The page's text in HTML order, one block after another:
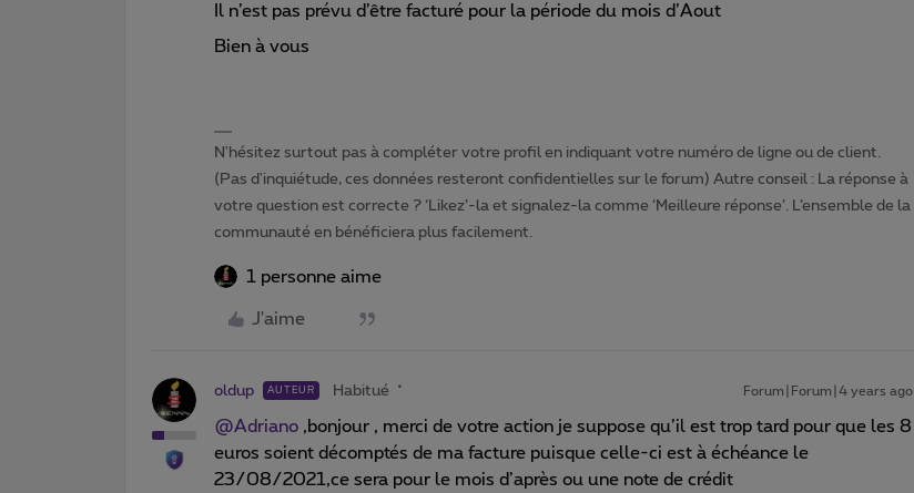
Il n’est pas prévu d’être facturé pour la période du mois d’Aout
Bien à vous
N'hésitez surtout pas à compléter votre profil en indiquant votre numéro de ligne ou de client.
(Pas d'inquiétude, ces données resteront confidentielles sur le forum) Autre conseil : La réponse à
votre question est correcte ? ‘Likez’-la et signalez-la comme ‘Meilleure réponse’. L’ensemble de la
communauté en bénéficiera plus facilement.
1 personne aime
J'aime
oldup AUTEUR Habitué Forum|Forum|4 years ago
@Adriano ,bonjour , merci de votre action je suppose qu’il est trop tard pour que les 8
euros soient décomptés de ma facture puisque celle-ci est à échéance le
23/08/2021,ce sera pour le mois d’après ou une note de crédit